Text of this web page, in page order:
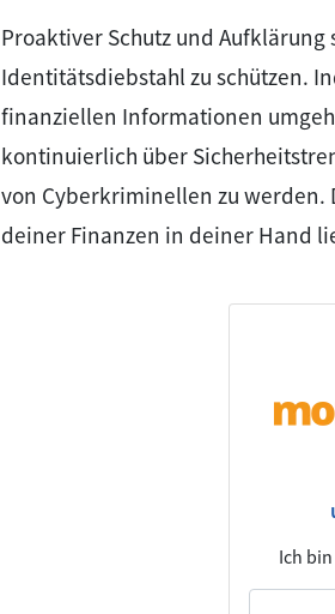
Proaktiver Schutz und
Identitätsdiebstahl zu schützen.
finanziellen Informationen
kontinuierlich über
von Cyberkriminellen zu werden.
deiner Finanzen in deiner Hand
Ich bin